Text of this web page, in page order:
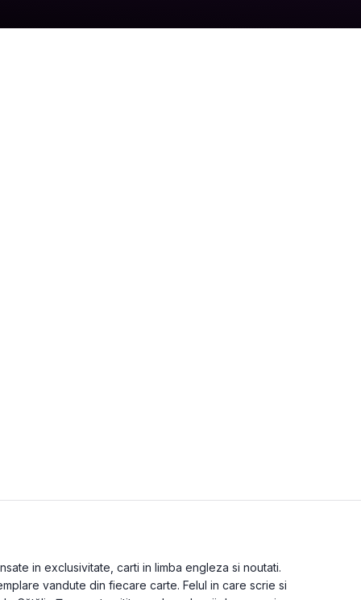
in exclusivitate, carti in limba engleza si noutati.
vandute din fiecare carte. Felul in care scrie si